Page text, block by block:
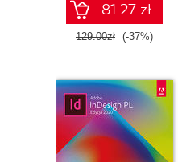
81.27 zł
129.00zł (-37%)